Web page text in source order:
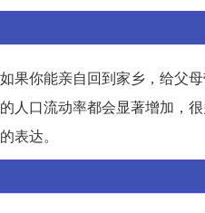
果你能亲自回到家乡，给父
人口流动率都会显著增加，
表达。